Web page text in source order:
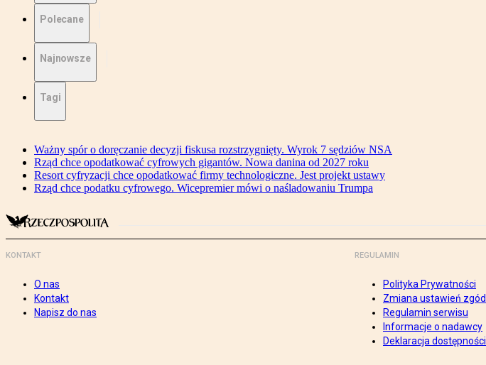
Polecane
Najnowsze
Tagi
Ważny spór o doręczanie decyzji fiskusa rozstrzygnięty. Wyrok 7 sędziów NSA
Rząd chce opodatkować cyfrowych gigantów. Nowa danina od 2027 roku
Resort cyfryzacji chce opodatkować firmy technologiczne. Jest projekt ustawy
Rząd chce podatku cyfrowego. Wicepremier mówi o naśladowaniu Trumpa
KONTAKT
O nas
Kontakt
Napisz do nas
REGULAMIN
Polityka Prywatności
Zmiana ustawień zgód
Regulamin serwisu
Informacje o nadawcy
Deklaracja dostępności